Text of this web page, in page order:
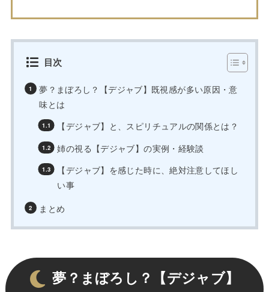
目次
夢？まぼろし？【デジャブ】既視感が多い原因・意
味とは
【デジャブ】と、スピリチュアルの関係とは？
姉の視る【デジャブ】の実例・経験談
【デジャブ】を感じた時に、絶対注意してほし
い事
まとめ
夢？まぼろし？【デジャブ】